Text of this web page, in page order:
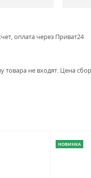
оплата через Приват24
товара не входят. Цена
НОВИНКА